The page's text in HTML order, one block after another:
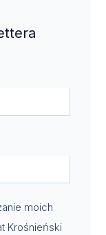
moich
Krośnieński